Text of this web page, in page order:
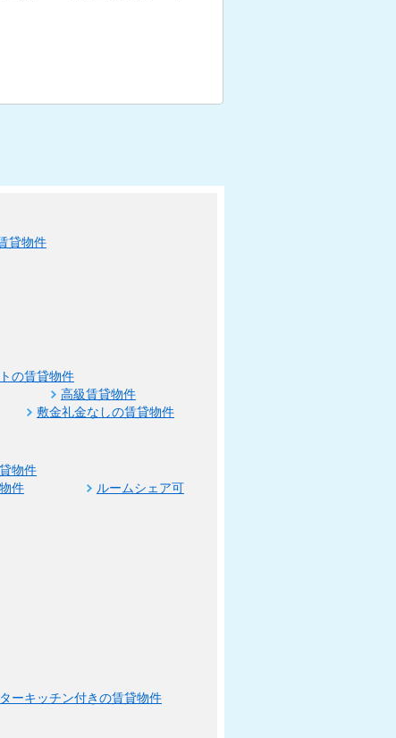
貸物件
の賃貸物件
高級賃貸物件
敷金礼金なしの賃貸物件
物件
件
ルームシェア可
ーキッチン付きの賃貸物件